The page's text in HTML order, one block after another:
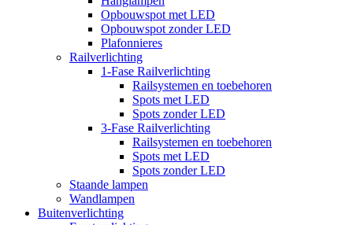
Opbouwspot met LED
Opbouwspot zonder LED
Plafonnieres
Railverlichting
1-Fase Railverlichting
Railsystemen en toebehoren
Spots met LED
Spots zonder LED
3-Fase Railverlichting
Railsystemen en toebehoren
Spots met LED
Spots zonder LED
Staande lampen
Wandlampen
Buitenverlichting